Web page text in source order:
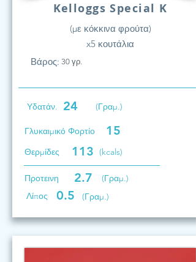
Kelloggs Special K
(με κόκκινα φρούτα)
x5 κουτάλια
Βάρος: 30 γρ.
Υδατάν. 24 (Γραμ.)
Γλυκαιμικό Φορτίο 15
Θερμίδες 113 (kcals)
Προτεινη 2.7
(Γραμ.)
Λίπος
0.5 (Γραμ.)